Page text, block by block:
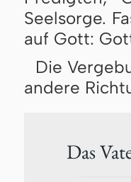
Seelsorge.
auf Gott:
Die
andere
Das